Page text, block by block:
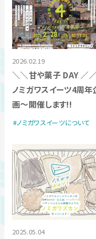
2026.02.19
＼＼甘や菓子 DAY ／
ノミガワスイーツ4周年
画〜開催します!!
ノミガワスイーツについて
2025.05.04